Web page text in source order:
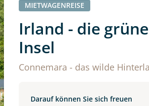
MIETWAGENREISE
Irland - die grüne
Insel
Connemara - das wilde
Darauf können Sie sich freuen